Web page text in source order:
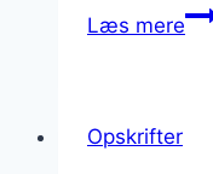
Læs mere
Opskrifter